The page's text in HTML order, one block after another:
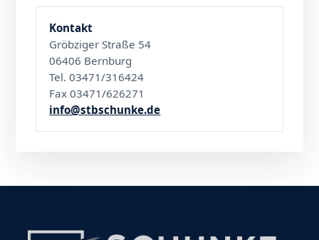
Kontakt
Gröbziger Straße 54
06406 Bernburg
Tel. 03471/316424
Fax 03471/626271
info@stbschunke.de